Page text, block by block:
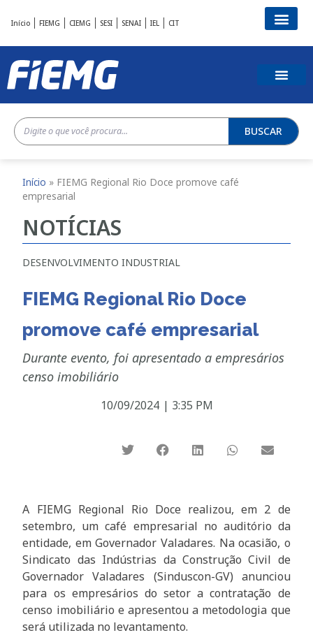
Início FIEMG CIEMG SESI SENAI IEL CIT
BUSCAR
Início » FIEMG Regional Rio Doce promove café
empresarial
NOTÍCIAS
DESENVOLVIMENTO INDUSTRIAL
FIEMG Regional Rio Doce
promove café empresarial
Durante evento, foi apresentado a empresários
censo imobiliário
10/09/2024 | 3:35 PM
A FIEMG Regional Rio Doce realizou, em 2 de
setembro, um café empresarial no auditório da
entidade, em Governador Valadares. Na ocasião, o
Sindicato das Indústrias da Construção Civil de
Governador Valadares (Sinduscon-GV) anunciou
para os empresários do setor a contratação de
censo imobiliário e apresentou a metodologia que
será utilizada no levantamento.